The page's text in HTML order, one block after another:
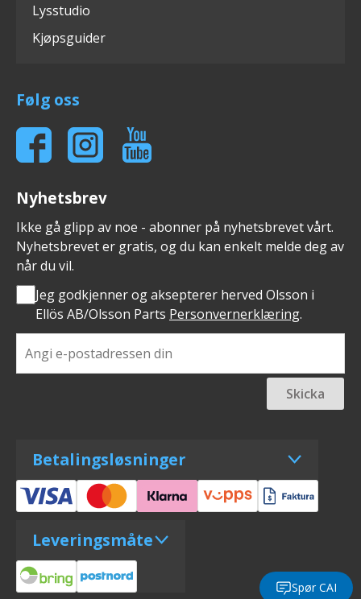
Lysstudio
Kjøpsguider
Følg oss
Nyhetsbrev
Ikke gå glipp av noe - abonner på nyhetsbrevet vårt.
Nyhetsbrevet er gratis, og du kan enkelt melde deg av
når du vil.
Jeg godkjenner og aksepterer herved Olsson i
Ellös AB/Olsson Parts Personvernerklæring.
Skicka
Betalingsløsninger
Leveringsmåte
Spør CAI